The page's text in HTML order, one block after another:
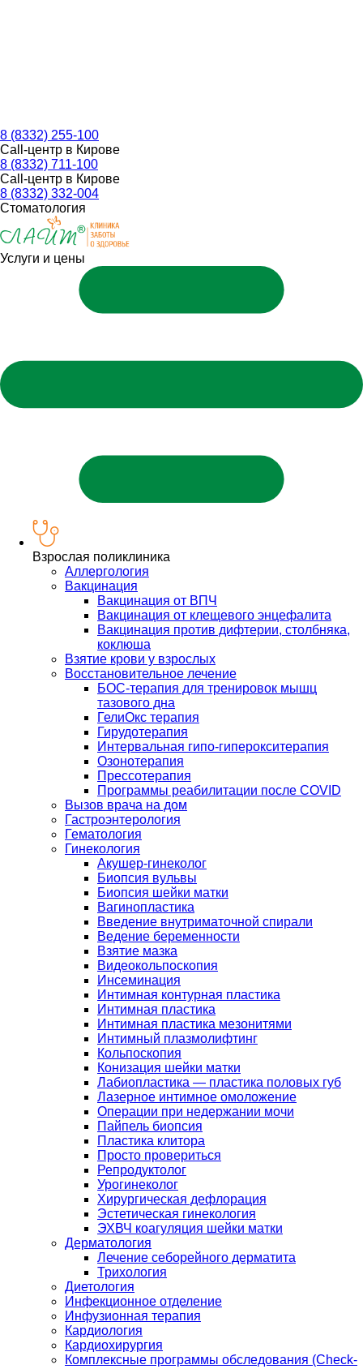
8 (8332) 255-100
Call-центр в Кирове
8 (8332) 711-100
Call-центр в Кирове
8 (8332) 332-004
Стоматология
Услуги и цены
Взрослая поликлиника
Аллергология
Вакцинация
Вакцинация от ВПЧ
Вакцинация от клещевого энцефалита
Вакцинация против дифтерии, столбняка,
коклюша
Взятие крови у взрослых
Восстановительное лечение
БОС-терапия для тренировок мышц
тазового дна
ГелиОкс терапия
Гирудотерапия
Интервальная гипо-гиперокситерапия
Озонотерапия
Прессотерапия
Программы реабилитации после СOVID
Вызов врача на дом
Гастроэнтерология
Гематология
Гинекология
Акушер-гинеколог
Биопсия вульвы
Биопсия шейки матки
Вагинопластика
Введение внутриматочной спирали
Ведение беременности
Взятие мазка
Видеокольпоскопия
Инсеминация
Интимная контурная пластика
Интимная пластика
Интимная пластика мезонитями
Интимный плазмолифтинг
Кольпоскопия
Конизация шейки матки
Лабиопластика — пластика половых губ
Лазерное интимное омоложение
Операции при недержании мочи
Пайпель биопсия
Пластика клитора
Просто провериться
Репродуктолог
Урогинеколог
Хирургическая дефлорация
Эстетическая гинекология
ЭХВЧ коагуляция шейки матки
Дерматология
Лечение себорейного дерматита
Трихология
Диетология
Инфекционное отделение
Инфузионная терапия
Кардиология
Кардиохирургия
Комплексные программы обследования (Check-